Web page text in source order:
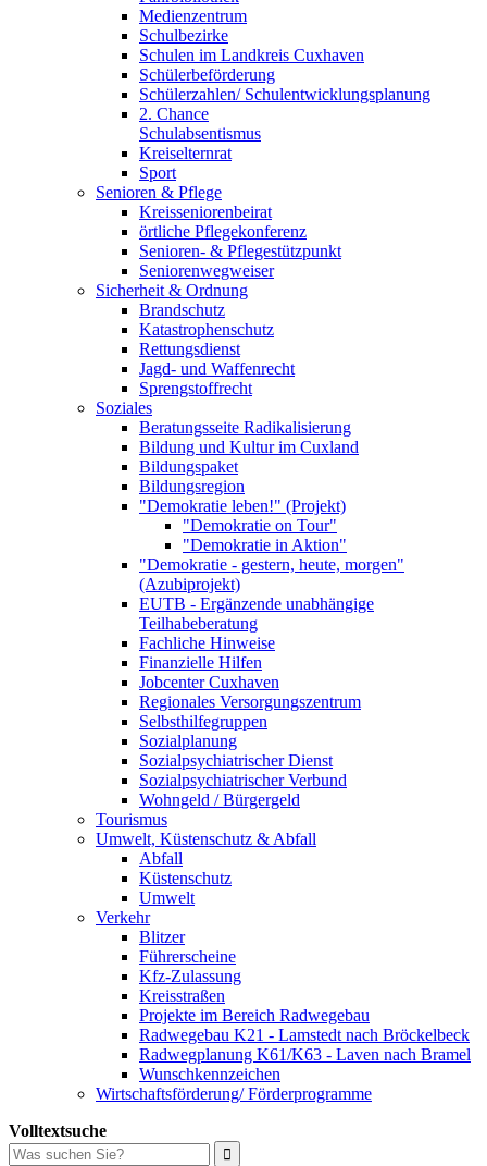
Medienzentrum
Schulbezirke
Schulen im Landkreis Cuxhaven
Schülerbeförderung
Schülerzahlen/ Schulentwicklungsplanung
2. Chance
Schulabsentismus
Kreiselternrat
Sport
Senioren & Pflege
Kreisseniorenbeirat
örtliche Pflegekonferenz
Senioren- & Pflegestützpunkt
Seniorenwegweiser
Sicherheit & Ordnung
Brandschutz
Katastrophenschutz
Rettungsdienst
Jagd- und Waffenrecht
Sprengstoffrecht
Soziales
Beratungsseite Radikalisierung
Bildung und Kultur im Cuxland
Bildungspaket
Bildungsregion
"Demokratie leben!" (Projekt)
"Demokratie on Tour"
"Demokratie in Aktion"
"Demokratie - gestern, heute, morgen"
(Azubiprojekt)
EUTB - Ergänzende unabhängige
Teilhabeberatung
Fachliche Hinweise
Finanzielle Hilfen
Jobcenter Cuxhaven
Regionales Versorgungszentrum
Selbsthilfegruppen
Sozialplanung
Sozialpsychiatrischer Dienst
Sozialpsychiatrischer Verbund
Wohngeld / Bürgergeld
Tourismus
Umwelt, Küstenschutz & Abfall
Abfall
Küstenschutz
Umwelt
Verkehr
Blitzer
Führerscheine
Kfz-Zulassung
Kreisstraßen
Projekte im Bereich Radwegebau
Radwegebau K21 - Lamstedt nach Bröckelbeck
Radwegplanung K61/K63 - Laven nach Bramel
Wunschkennzeichen
Wirtschaftsförderung/ Förderprogramme
Volltextsuche